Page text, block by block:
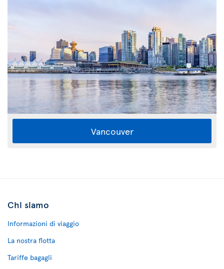
Vancouver
Chi siamo
Informazioni di viaggio
La nostra flotta
Tariffe bagagli